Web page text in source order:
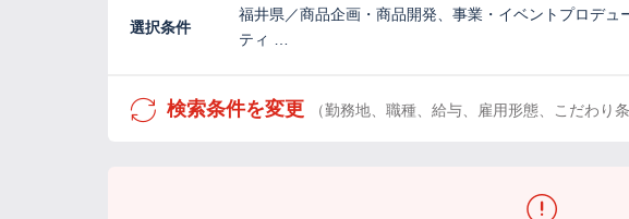
選択条件
福井県／商品企画・商品開発、事業・イベントプロデ
ティ …
検索条件を変更 （勤務地、職種、給与、雇用形態、こだわり条